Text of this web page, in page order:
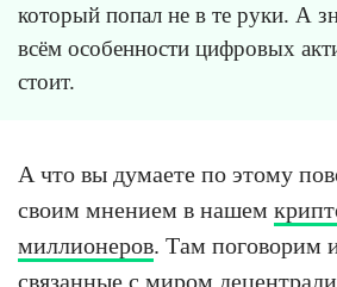
который попал не в те руки. А
всём особенности цифровых
стоит.
А что вы думаете по этому
своим мнением в нашем
миллионеров. Там поговорим
связанные с миром